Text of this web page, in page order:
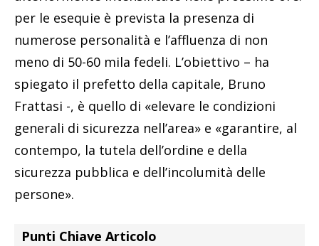
per le esequie è prevista la presenza di
numerose personalità e l’affluenza di non
meno di 50-60 mila fedeli. L’obiettivo – ha
spiegato il prefetto della capitale, Bruno
Frattasi -, è quello di «elevare le condizioni
generali di sicurezza nell’area» e «garantire, al
contempo, la tutela dell’ordine e della
sicurezza pubblica e dell’incolumità delle
persone».
Punti Chiave Articolo